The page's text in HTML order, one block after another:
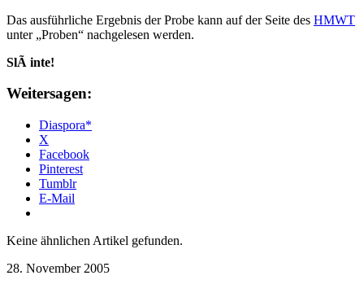
Das ausführliche Ergebnis der Probe kann auf der Seite des HMWT
unter „Proben“ nachgelesen werden.
SlÃ inte!
Weitersagen:
Diaspora*
X
Facebook
Pinterest
Tumblr
E-Mail
Keine ähnlichen Artikel gefunden.
28. November 2005